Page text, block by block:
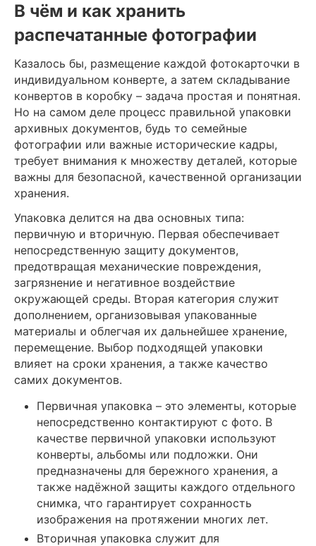
В чём и как хранить
распечатанные фотографии
Казалось бы, размещение каждой фотокарточки в
индивидуальном конверте, а затем складывание
конвертов в коробку – задача простая и понятная.
Но на самом деле процесс правильной упаковки
архивных документов, будь то семейные
фотографии или важные исторические кадры,
требует внимания к множеству деталей, которые
важны для безопасной, качественной организации
хранения.
Упаковка делится на два основных типа:
первичную и вторичную. Первая обеспечивает
непосредственную защиту документов,
предотвращая механические повреждения,
загрязнение и негативное воздействие
окружающей среды. Вторая категория служит
дополнением, организовывая упакованные
материалы и облегчая их дальнейшее хранение,
перемещение. Выбор подходящей упаковки
влияет на сроки хранения, а также качество
самих документов.
Первичная упаковка – это элементы, которые
непосредственно контактируют с фото. В
качестве первичной упаковки используют
конверты, альбомы или подложки. Они
предназначены для бережного хранения, а
также надёжной защиты каждого отдельного
снимка, что гарантирует сохранность
изображения на протяжении многих лет.
Вторичная упаковка служит для